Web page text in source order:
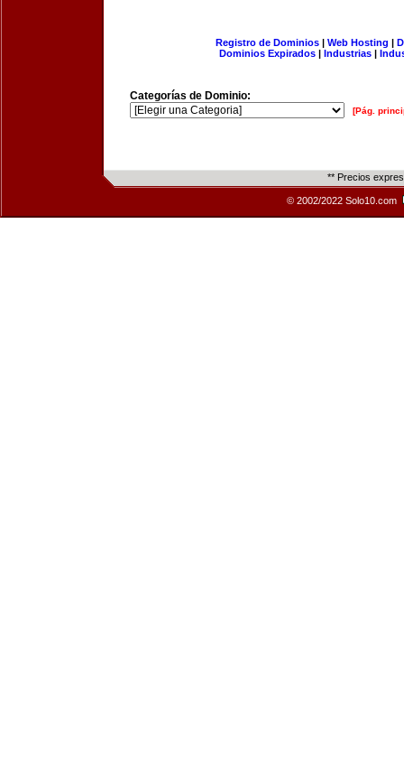
Registro de Dominios| Web Hosting |
Dominios Expirados | Industrias |
Categorías de Dominio:
[Pág.
** Precios
© 2002/2022 Solo10.com